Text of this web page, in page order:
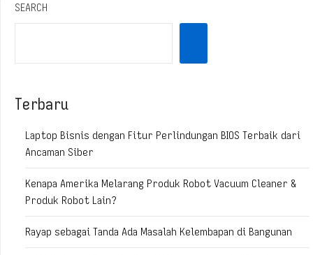
SEARCH
Terbaru
Laptop Bisnis dengan Fitur Perlindungan BIOS Terbaik dari
Ancaman Siber
Kenapa Amerika Melarang Produk Robot Vacuum Cleaner &
Produk Robot Lain?
Rayap sebagai Tanda Ada Masalah Kelembapan di Bangunan